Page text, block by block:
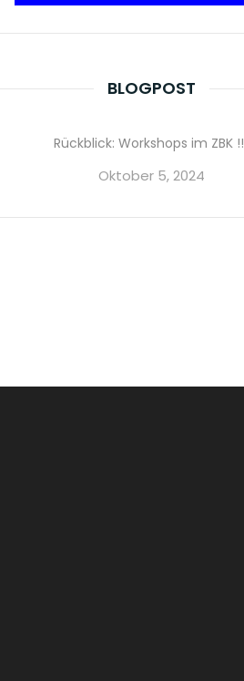
BLOGPOST
Rückblick: Workshops im ZBK !!
Oktober 5, 2024